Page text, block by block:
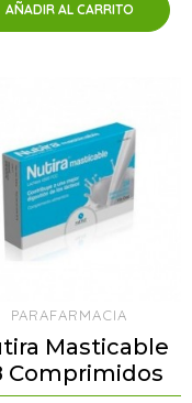
AÑADIR AL CARRITO
PARAFARMACIA
Masticable
Comprimidos